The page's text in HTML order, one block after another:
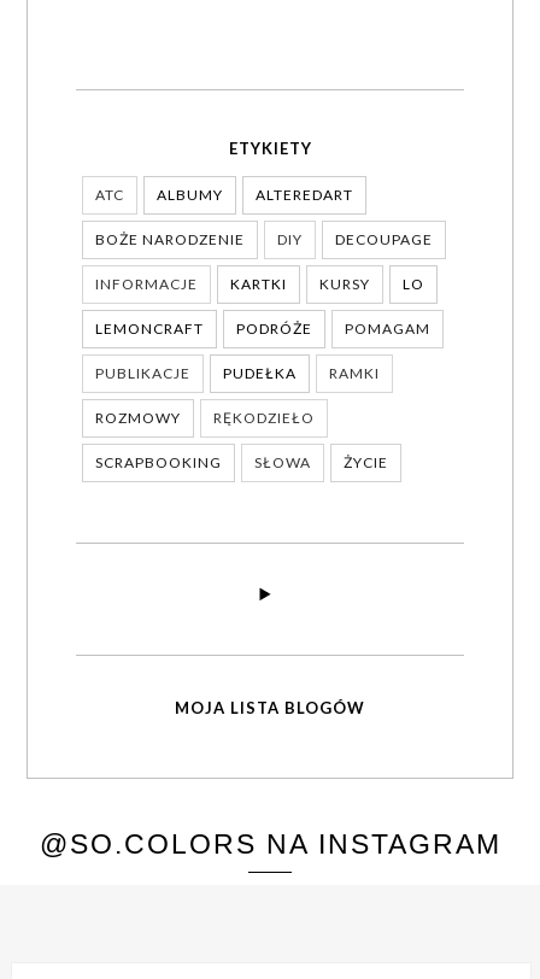
ETYKIETY
ATC ALBUMY ALTEREDART
BOŻE NARODZENIE DIY DECOUPAGE
INFORMACJE KARTKI KURSY LO
LEMONCRAFT PODRÓŻE POMAGAM
PUBLIKACJE PUDEŁKA RAMKI
ROZMOWY RĘKODZIEŁO
SCRAPBOOKING SŁOWA ŻYCIE
MOJA LISTA BLOGÓW
@SO.COLORS NA INSTAGRAM